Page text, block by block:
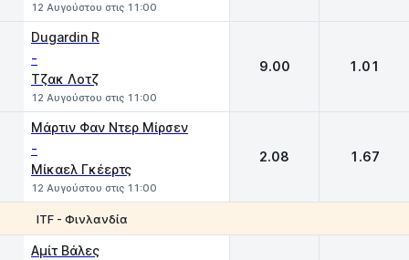
12 Αυγούστου στις 11:00
Dugardin R
-
Τζακ Λοτζ
12 Αυγούστου στις 11:00
9.00 1.01
Μάρτιν Φαν Ντερ Μίρσεν
-
Μίκαελ Γκέερτς
12 Αυγούστου στις 11:00
2.08 1.67
ITF - Φινλανδία
Αμίτ Βάλες